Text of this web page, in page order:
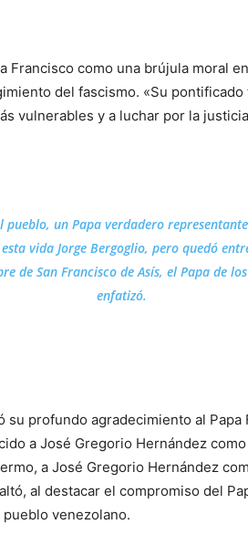
Francisco como una brújula moral
del fascismo. «Su pontificado
vulnerables y a luchar por la
pueblo, un Papa verdadero
vida Jorge Bergoglio, pero quedó
de San Francisco de Asís, el Papa de
enfatizó.
su profundo agradecimiento al
a José Gregorio Hernández
a José Gregorio Hernández
al destacar el compromiso del
venezolano.